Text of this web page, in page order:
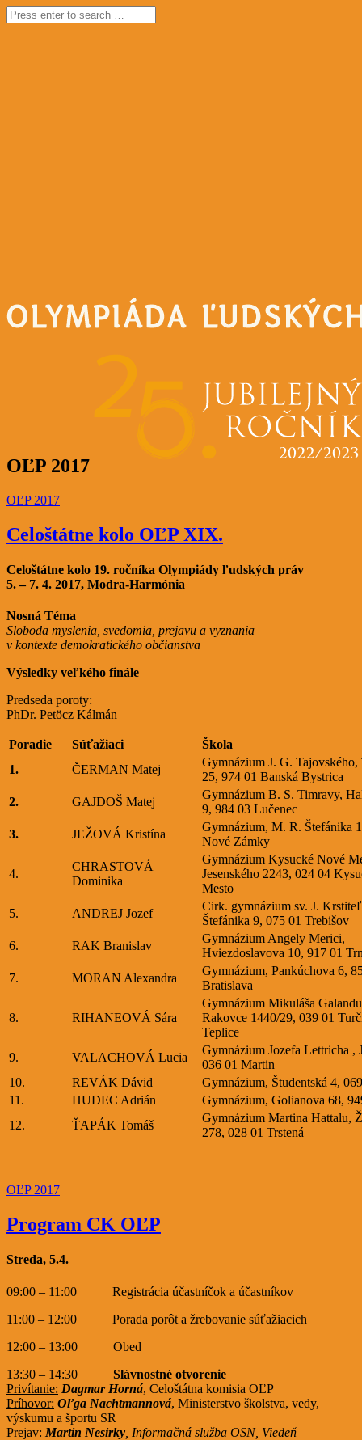
OĽP 2017
OĽP 2017
Celoštátne kolo OĽP XIX.
Celoštátne kolo 19. ročníka Olympiády ľudských práv
5. – 7. 4. 2017, Modra-Harmónia
Nosná Téma
Sloboda myslenia, svedomia, prejavu a vyznania
v kontexte demokratického občianstva
Výsledky veľkého finále
Predseda poroty:
PhDr. Petöcz Kálmán
Poradie Súťažiaci
Škola
1.
ČERMAN Matej
Gymnázium J. G. Tajovského,
25, 974 01 Banská Bystrica
2.
GAJDOŠ Matej
Gymnázium B. S. Timravy,
9, 984 03 Lučenec
3.
JEŽOVÁ Kristína
Gymnázium, M. R. Štefánika
Nové Zámky
4.
CHRASTOVÁ
Dominika
Gymnázium Kysucké Nové
Jesenského 2243, 024 04
Mesto
5.
ANDREJ Jozef
Cirk. gymnázium sv. J.
Štefánika 9, 075 01 Trebišov
6.
RAK Branislav
Gymnázium Angely Merici,
Hviezdoslavova 10, 917 01
7.
MORAN Alexandra
Gymnázium, Pankúchova 6,
Bratislava
8. RIHANEOVÁ Sára
Gymnázium Mikuláša
Rakovce 1440/29, 039 01
Teplice
9.
VALACHOVÁ Lucia
Gymnázium Jozefa Lettricha ,
036 01 Martin
10.
REVÁK Dávid
Gymnázium, Študentská 4,
11.
HUDEC Adrián
Gymnázium, Golianova 68,
12.
ŤAPÁK Tomáš
Gymnázium Martina Hattalu,
278, 028 01 Trstená
OĽP 2017
Program CK OĽP
Streda, 5.4.
09:00 – 11:00 Registrácia účastníčok a účastníkov
11:00 – 12:00 Porada porôt a žrebovanie súťažiacich
12:00 – 13:00 Obed
13:30 – 14:30 Slávnostné otvorenie
Privítanie: Dagmar Horná, Celoštátna komisia OĽP
Príhovor: Oľga Nachtmannová, Ministerstvo školstva, vedy,
výskumu a športu SR
Prejav: Martin Nesirky , Informačná služba OSN, Viedeň